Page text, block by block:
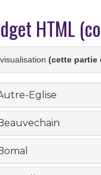
HTML
(cette partie